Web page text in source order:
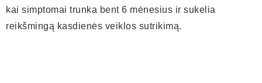
kai simptomai trunka bent 6 mėnesius ir sukelia
reikšmingą kasdienės veiklos sutrikimą.